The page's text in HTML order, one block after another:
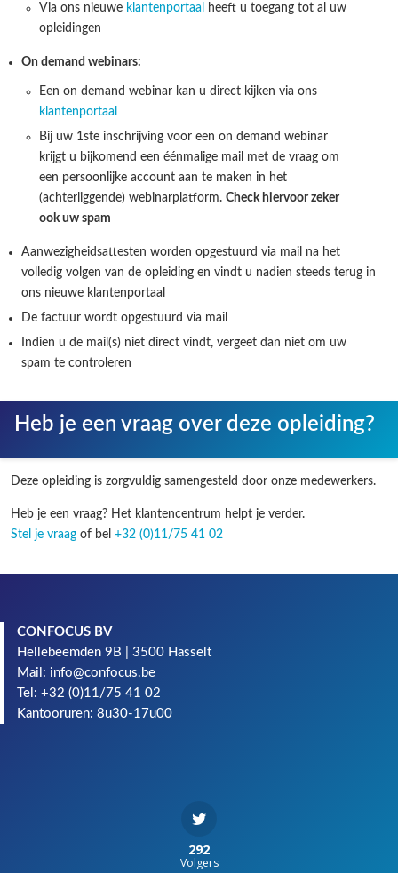
Via ons nieuwe klantenportaal
heeft u toegang tot al uw
opleidingen
On demand webinars:
Een on demand webinar kan u direct kijken via ons
klantenportaal
Bij uw 1ste inschrijving voor een on demand webinar
krijgt u bijkomend een éénmalige mail met de vraag om
een persoonlijke account aan te maken in het
(achterliggende) webinarplatform. Check hiervoor zeker
ook uw spam
Aanwezigheidsattesten worden opgestuurd via mail na het
volledig volgen van de opleiding en vindt u nadien steeds terug in
ons nieuwe klantenportaal
De factuur wordt opgestuurd via mail
Indien u de mail(s) niet direct vindt, vergeet dan niet om uw
spam te controleren
Heb je een vraag over deze opleiding?
Deze opleiding is zorgvuldig samengesteld door onze medewerkers.
Heb je een vraag? Het klantencentrum helpt je verder.
Stel je vraag of bel +32 (0)11/75 41 02
CONFOCUS BV
Hellebeemden 9B | 3500 Hasselt
Mail: info@confocus.be
Tel: +32 (0)11/75 41 02
Kantooruren: 8u30-17u00
292
Volgers